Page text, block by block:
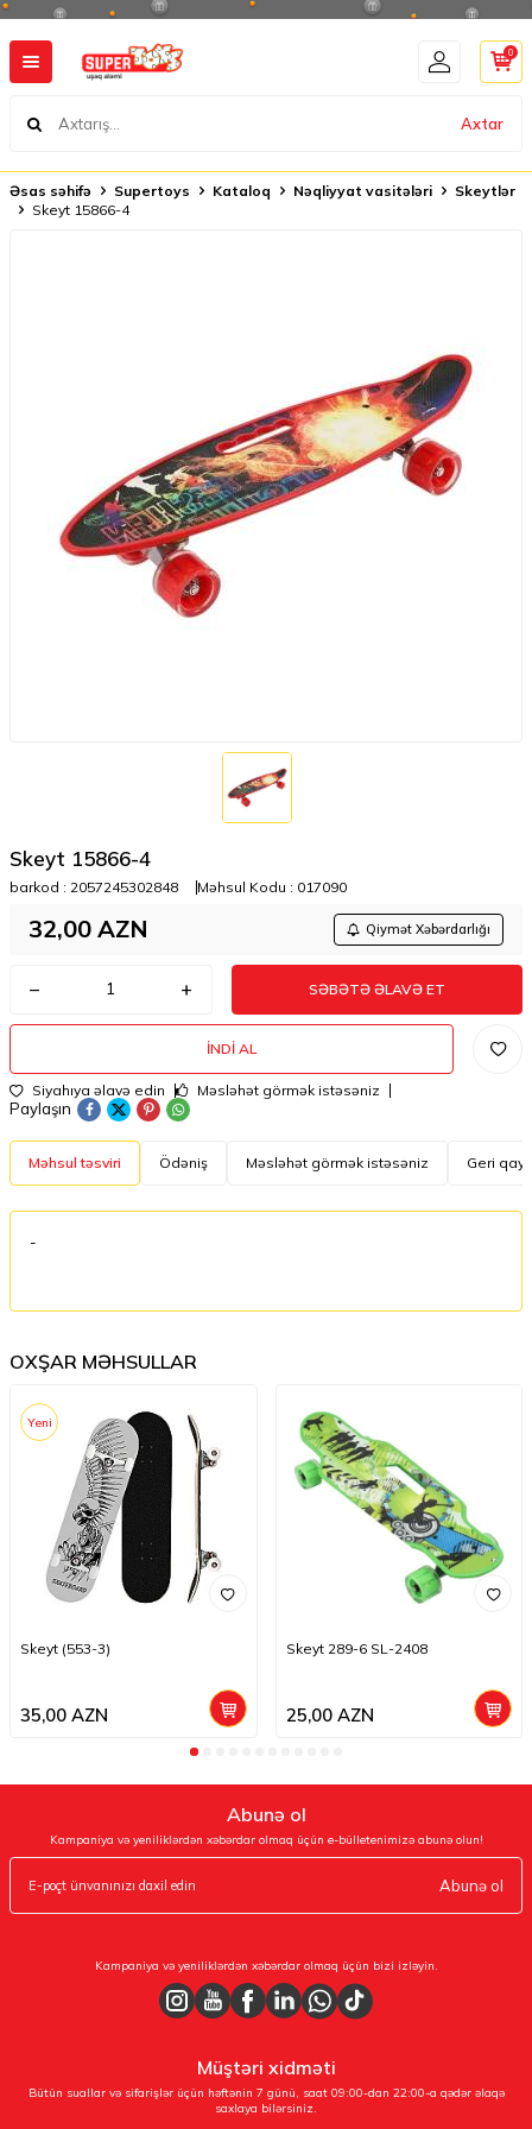
Axtar
0
Əsas səhifə Supertoys Kataloq Nəqliyyat vasitələri
Skeytlər
Skeyt 15866-4
Skeyt 15866-4
barkod : 2057245302848 Məhsul Kodu : 017090
32,00 AZN Qiymət Xəbərdarlığı
SƏBƏTƏ ƏLAVƏ ET
İNDI AL
Siyahıya əlavə edin Məsləhət görmək istəsəniz
Paylaşın
Məhsul təsviri Ödəniş Məsləhət görmək istəsəniz Geri
-
OXŞAR MƏHSULLAR
Yeni
Skeyt (553-3)
35,00 AZN
Skeyt 289-6 SL-2408
25,00AZN
Abunə ol
Kampaniya və yeniliklərdən xəbərdar olmaq üçün e-bülletenimizə abunə olun!
Abunə ol
Kampaniya və yeniliklərdən xəbərdar olmaq üçün bizi izləyin.
Müştəri xidməti
Bütün suallar və sifarişlər üçün həftənin 7 günü, saat 09:00-dan 22:00-a qədər əlaqə
saxlaya bilərsiniz.